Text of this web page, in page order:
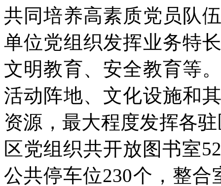
共同培养高素质党员队
单位党组织发挥业务特
文明教育、安全教育等
活动阵地、文化设施和
资源，最大程度发挥各
区党组织共开放图书室
公共停车位230个，整合